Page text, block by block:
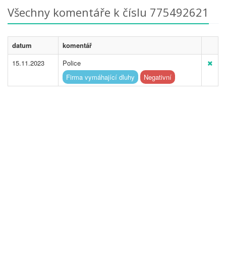
Všechny komentáře k číslu 775492621
datum
komentář
15.11.2023
Police
Firma vymáhající dluhy
Negativní